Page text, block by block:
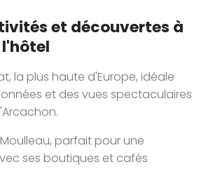
et découvertes à
la plus haute d'Europe, idéale
et des vues spectaculaires
parfait pour une
ses boutiques et cafés